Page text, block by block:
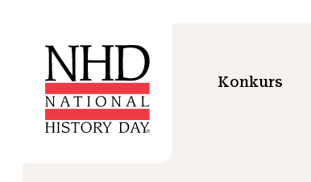
Konkurs